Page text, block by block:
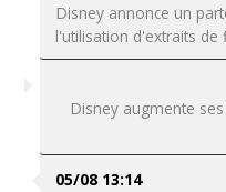
Disney annonce un
l'utilisation d'extraits de
Disney augmente
05/08 13:14